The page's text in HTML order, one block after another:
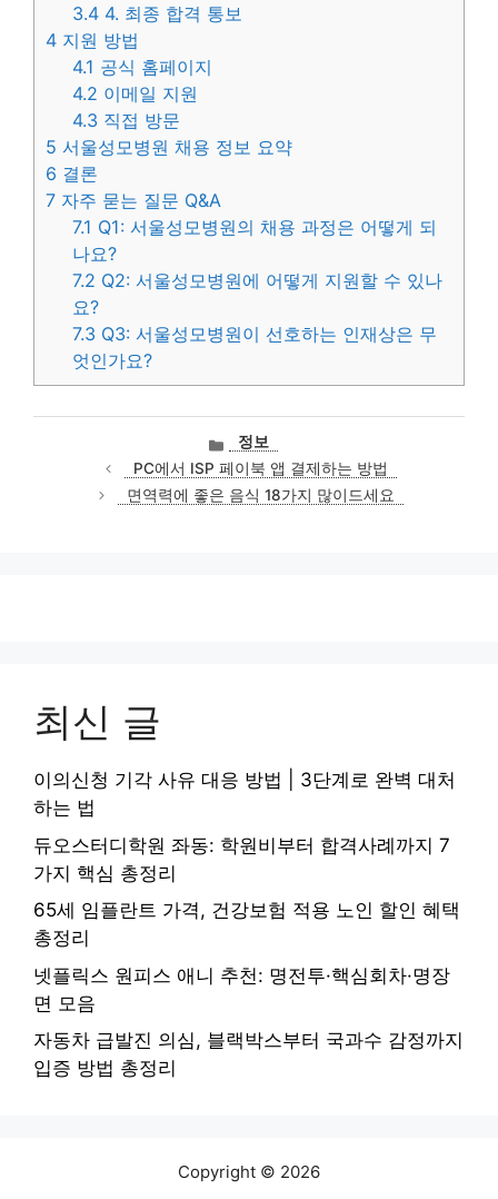
3.4 4. 최종 합격 통보
4 지원 방법
4.1 공식 홈페이지
4.2 이메일 지원
4.3 직접 방문
5 서울성모병원 채용 정보 요약
6 결론
7 자주 묻는 질문 Q&A
7.1 Q1: 서울성모병원의 채용 과정은 어떻게 되
나요?
7.2 Q2: 서울성모병원에 어떻게 지원할 수 있나
요?
7.3 Q3: 서울성모병원이 선호하는 인재상은 무
엇인가요?
카
테
고
리
정보
PC에서 ISP 페이북 앱 결제하는 방법
면역력에 좋은 음식 18가지 많이드세요
최신 글
이의신청 기각 사유 대응 방법 | 3단계로 완벽 대처
하는 법
듀오스터디학원 좌동: 학원비부터 합격사례까지 7
가지 핵심 총정리
65세 임플란트 가격, 건강보험 적용 노인 할인 혜택
총정리
넷플릭스 원피스 애니 추천: 명전투·핵심회차·명장
면 모음
자동차 급발진 의심, 블랙박스부터 국과수 감정까지
입증 방법 총정리
Copyright © 2026